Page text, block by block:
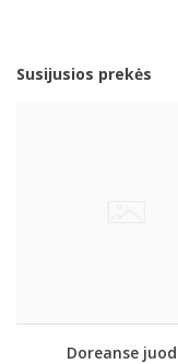
Susijusios prekės
Doreanse